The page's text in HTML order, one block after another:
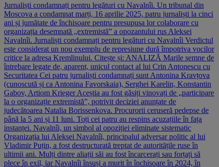
Jurnaliști condamnați pentru legături cu Navalnîi. Un tribunal din
Moscova a condamnat marți, 16 aprilie 2025, patru jurnaliști la cinci
ani și jumătate de închisoare pentru presupusa lor colaborare cu
organizația desemnată „extremistă” a opozantului rus Aleksei
Navalnîi. Jurnaliști condamnați pentru legături cu Navalnîi Verdictul
este considerat un nou exemplu de represiune dură împotriva vocilor
critice la adresa Kremlinului. Citește și: ANALIZĂ Marile semne de
întrebare legate de, aparent, unicul contact al lui Crin Antonescu cu
Securitatea Cei patru jurnaliști condamnați sunt Antonina Kravțova
(cunoscută și ca Antonina Favorskaia), Serghei Karelin, Konstantin
Gabov, Artiom Krieger Aceștia au fost găsiți vinovați de „participare
la o organizație extremistă”, potrivit deciziei anunțate de
judecătoarea Natalia Borissenkova. Procurorii ceruseră pedepse de
până la 5 ani și 11 luni. Toți cei patru au respins acuzațiile în fața
instanței. Navalnîi, un simbol al opoziției eliminate sistematic
Organizația lui Aleksei Navalnîi, principalul adversar politic al lui
Vladimir Puțin, a fost destructurată treptat de autoritățile ruse în
ultimii ani. Mulți dintre aliații săi au fost încarcerați sau forțați să
plece în exil, iar Navalnîi însuși a murit în închisoare în 2024, în